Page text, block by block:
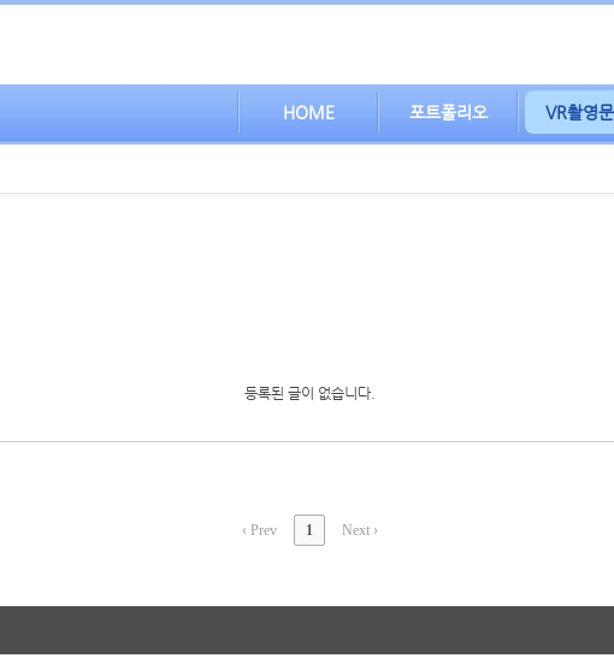
HOME 포트폴리오 VR촬영
등록된 글이 없습니다.
‹ Prev 1 Next ›